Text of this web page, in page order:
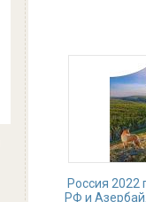
Россия 2022
РФ и